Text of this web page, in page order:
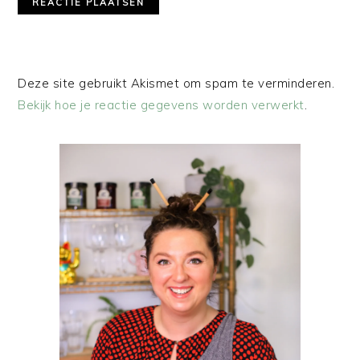
Deze site gebruikt Akismet om spam te verminderen.
Bekijk hoe je reactie gegevens worden verwerkt.